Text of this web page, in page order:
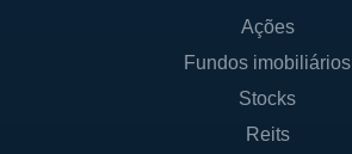
Ações
Fundos imobiliários
Stocks
Reits